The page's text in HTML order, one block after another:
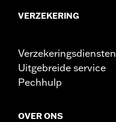
VERZEKERING
Verzekeringsdiensten
Uitgebreide service
Pechhulp
OVER ONS